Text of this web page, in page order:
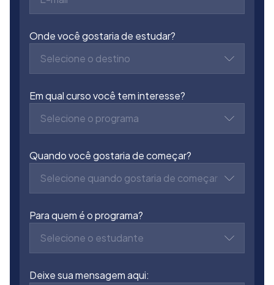
Onde você gostaria de estudar?
Selecione o destino
Em qual curso você tem interesse?
Selecione o programa
Quando você gostaria de começar?
Selecione quando gostaria de começar
Para quem é o programa?
Selecione o estudante
Deixe sua mensagem aqui: